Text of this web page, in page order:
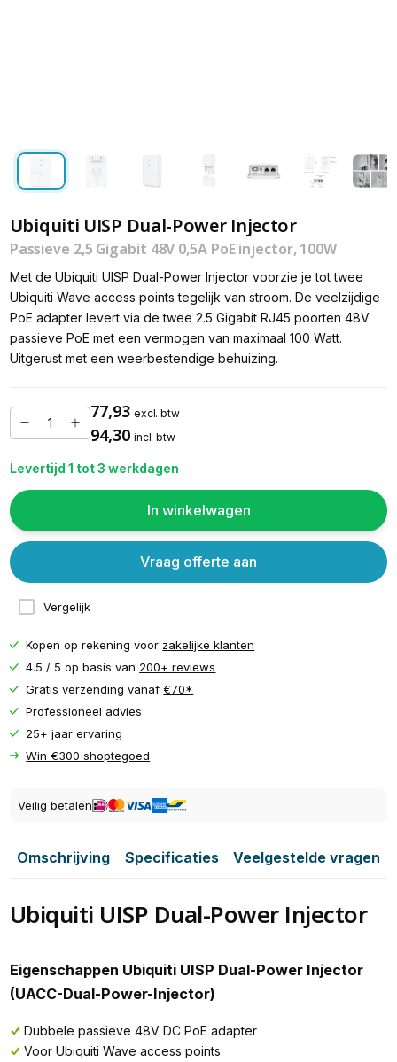
Ubiquiti UISP Dual-Power Injector
Passieve 2,5 Gigabit 48V 0,5A PoE injector, 100W
Met de Ubiquiti UISP Dual-Power Injector voorzie je tot twee
Ubiquiti Wave access points tegelijk van stroom. De veelzijdige
PoE adapter levert via de twee 2.5 Gigabit RJ45 poorten 48V
passieve PoE met een vermogen van maximaal 100 Watt.
Uitgerust met een weerbestendige behuizing.
77,93 excl. btw
94,30 incl. btw
Levertijd 1 tot 3 werkdagen
In winkelwagen
Vergelijk
Vraag offerte aan
Kopen op rekening voor zakelijke klanten
4.5 / 5 op basis van 200+ reviews
Gratis verzending vanaf€70*
Professioneel advies
25+ jaar ervaring
Win €300 shoptegoed
Veilig betalen
Omschrijving Specificaties Veelgestelde vragen
Ubiquiti UISP Dual-Power Injector
Eigenschappen Ubiquiti UISP Dual-Power Injector
(UACC-Dual-Power-Injector)
Dubbele passieve 48V DC PoE adapter
Voor Ubiquiti Wave access points